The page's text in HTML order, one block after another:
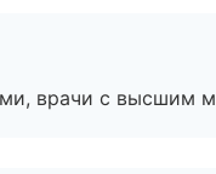
врачи с высшим